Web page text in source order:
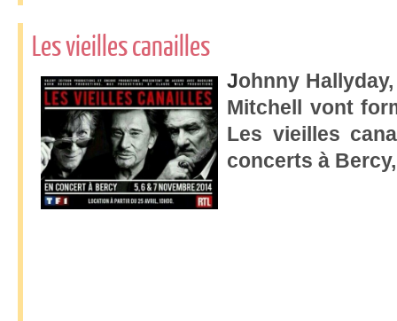
Les vieilles canailles
Johnny
Mitchell vont
Les vieilles
concerts à